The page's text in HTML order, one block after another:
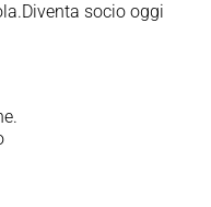
socio oggi